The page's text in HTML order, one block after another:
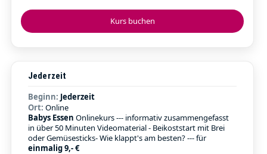
Kurs buchen
Jederzeit
Beginn: Jederzeit
Ort: Online
Babys Essen Onlinekurs --- informativ zusammengefasst
in über 50 Minuten Videomaterial - Beikoststart mit Brei
oder Gemüsesticks- Wie klappt's am besten? --- für
einmalig 9,- €